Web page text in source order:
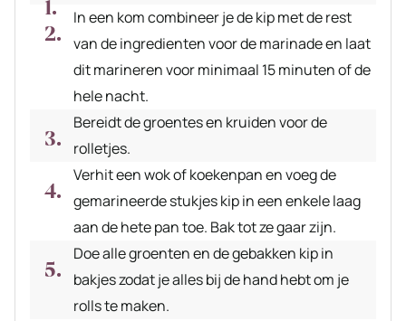
In een kom combineer je de kip met de rest
van de ingredienten voor de marinade en laat
dit marineren voor minimaal 15 minuten of de
hele nacht.
Bereidt de groentes en kruiden voor de
rolletjes.
Verhit een wok of koekenpan en voeg de
gemarineerde stukjes kip in een enkele laag
aan de hete pan toe. Bak tot ze gaar zijn.
Doe alle groenten en de gebakken kip in
bakjes zodat je alles bij de hand hebt om je
rolls te maken.